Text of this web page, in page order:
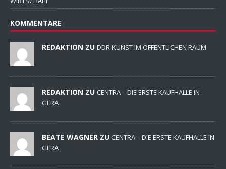
KOMMENTARE
REDAKTION ZU DDR-KUNST IM ÖFFENTLICHEN RAUM
REDAKTION ZU CENTRA – DIE ERSTE KAUFHALLE IN
GERA
BEATE WAGNER ZU CENTRA – DIE ERSTE KAUFHALLE IN
GERA